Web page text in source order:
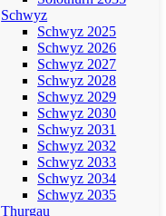
Schwyz
Schwyz 2025
Schwyz 2026
Schwyz 2027
Schwyz 2028
Schwyz 2029
Schwyz 2030
Schwyz 2031
Schwyz 2032
Schwyz 2033
Schwyz 2034
Schwyz 2035
Thurgau